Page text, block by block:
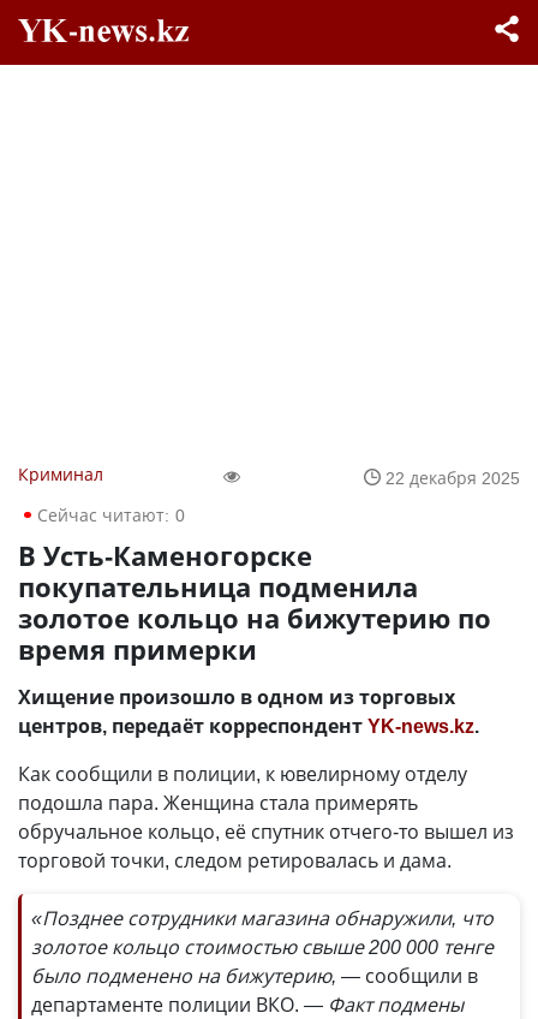
Криминал
22 декабря 2025
Сейчас читают: 0
В Усть-Каменогорске
покупательница подменила
золотое кольцо на бижутерию по
время примерки
Хищение произошло в одном из торговых
центров, передаёт корреспондентYK-news.kz.
Как сообщили в полиции, к ювелирному отделу
подошла пара. Женщина стала примерять
обручальное кольцо, её спутник отчего-то вышел из
торговой точки, следом ретировалась и дама.
«Позднее сотрудники магазина обнаружили, что
золотое кольцо стоимостью свыше 200 000 тенге
было подменено на бижутерию, — сообщили в
департаменте полиции ВКО. — Факт подмены